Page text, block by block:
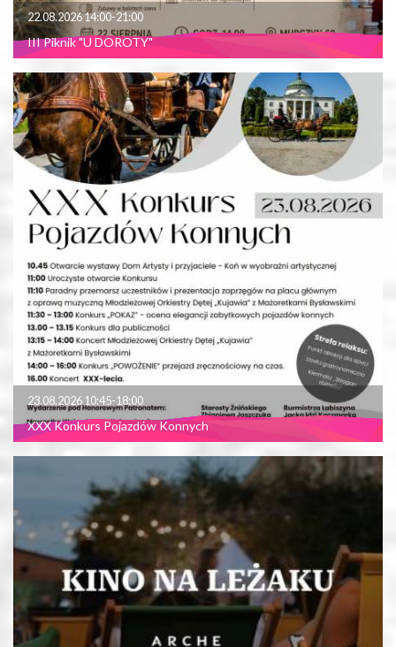
22.08.2026 14:00-21:00
III Piknik "U DOROTY"
23.08.2026 10:45-18:00
XXX Konkurs Pojazdów Konnych